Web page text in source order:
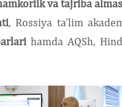
va tajriba
, Rossiya ta’lim
hamda AQSh,